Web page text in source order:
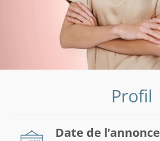
Profil
Date de l’annonce